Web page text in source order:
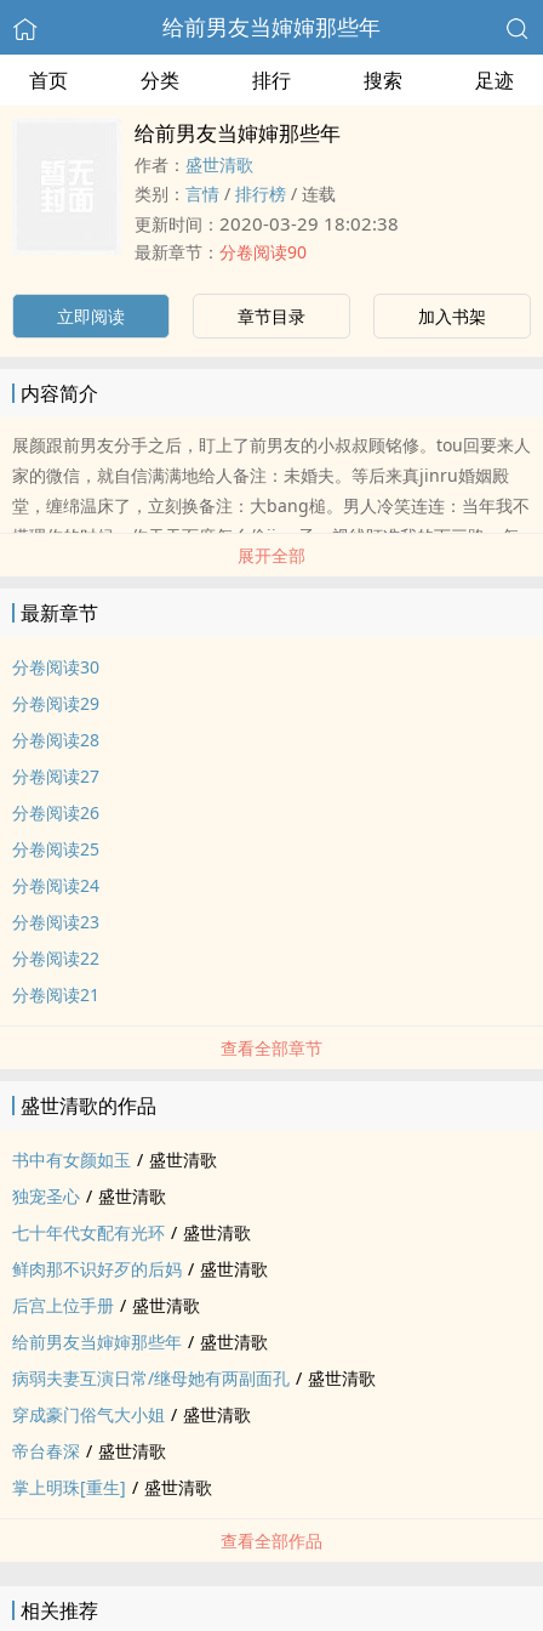
给前男友当婶婶那些年
首页 分类 排行 搜索 足迹
给前男友当婶婶那些年
作者： 盛世清歌
类别： 言情 / 排行榜 / 连载
更新时间： 2020-03-29 18:02:38
最新章节： 分卷阅读90
立即阅读 章节目录 加入书架
内容简介
展颜跟前男友分手之后，盯上了前男友的小叔叔顾铭修。tou回要来人
家的微信，就自信满满地给人备注：未婚夫。等后来真jinru婚姻殿
堂，缠绵温床了，立刻换备注：大bang槌。男人冷笑连连：当年我不
搭理你的时候，你天天百度怎么偷jing子，视线盯准我的下三路，怎
么现在我白送你，你就不要了？展颜愤恨满满：那时我年幼无知，现
展开全部
最新章节
分卷阅读30
分卷阅读29
分卷阅读28
分卷阅读27
分卷阅读26
分卷阅读25
分卷阅读24
分卷阅读23
分卷阅读22
分卷阅读21
查看全部章节
盛世清歌的作品
书中有女颜如玉 / 盛世清歌
独宠圣心 / 盛世清歌
七十年代女配有光环 / 盛世清歌
鲜肉那不识好歹的后妈 / 盛世清歌
后宫上位手册 / 盛世清歌
给前男友当婶婶那些年 / 盛世清歌
病弱夫妻互演日常/继母她有两副面孔 / 盛世清歌
穿成豪门俗气大小姐 / 盛世清歌
帝台春深 / 盛世清歌
掌上明珠[重生] / 盛世清歌
查看全部作品
相关推荐